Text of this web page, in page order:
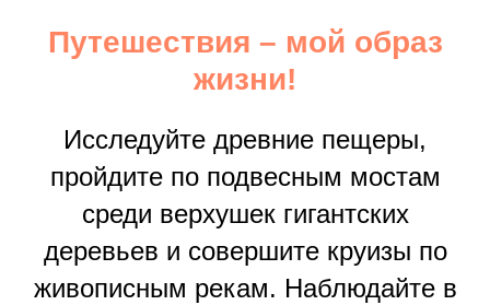
Путешествия – мой образ
жизни!
Исследуйте древние пещеры,
пройдите по подвесным мостам
среди верхушек гигантских
деревьев и совершите круизы по
живописным рекам. Наблюдайте в